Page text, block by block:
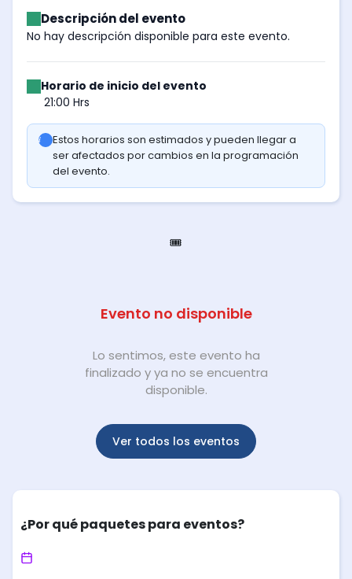
Descripción del evento
No hay descripción disponible para este evento.
Horario de inicio del evento
21:00 Hrs
Estos horarios son estimados y pueden llegar a
ser afectados por cambios en la programación
del evento.
🎟️
Evento no disponible
Lo sentimos, este evento ha
finalizado y ya no se encuentra
disponible.
Ver todos los eventos
¿Por qué paquetes para eventos?